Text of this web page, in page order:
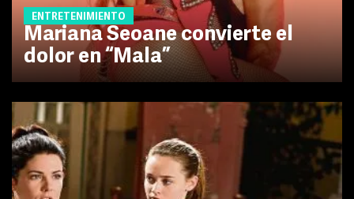
ENTRETENIMIENTO
Mariana Seoane convierte el
dolor en “Mala”